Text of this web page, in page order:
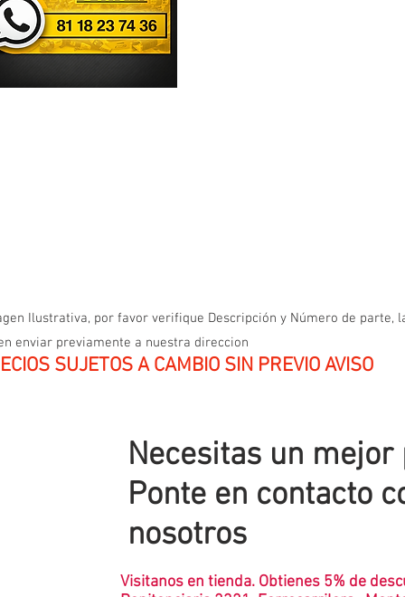
Ilustrativa, por favor verifique Descripción y Número de parte,
enviar previamente a nuestra direccion
SUJETOS A CAMBIO SIN PREVIO AVISO
Necesitas un mejor
Ponte en contacto
nosotros
Visitanos en tienda. Obtienes 5% de